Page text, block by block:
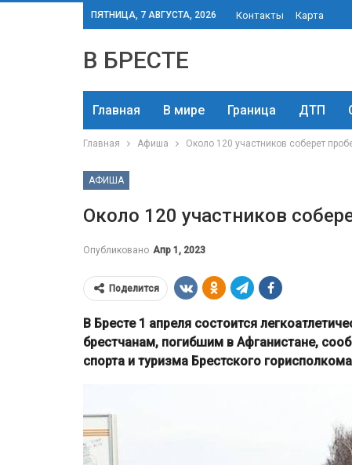
ПЯТНИЦА, 7 АВГУСТА, 2026 Контакты Карта
В БРЕСТЕ
Главная В мире Граница ДТП
Главная Афиша Около 120 участников соберет
АФИША
Около 120 участников
Опубликовано Апр 1, 2023
Поделится
В Бресте 1 апреля состоится
брестчанам, погибшим в Афганистане,
спорта и туризма Брестского